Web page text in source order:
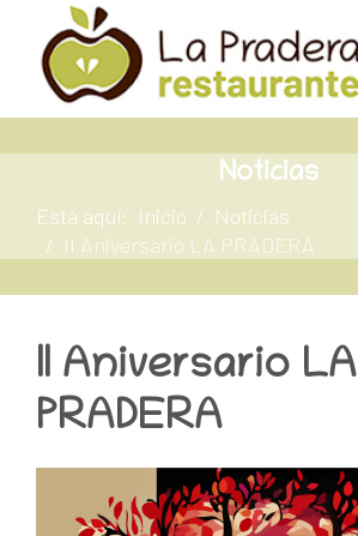
Noticias
Está aquí: Inicio
Noticias
II Aniversario LA PRADERA
II Aniversario LA
PRADERA